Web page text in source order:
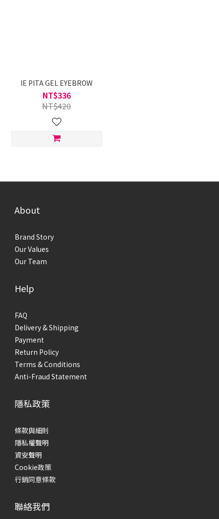
IE PITA GEL EYEBROW
NT$336
NT$420
About
Brand Story
Our Values
Our Team
Help
FAQ
Delivery & Shipping
Payment
Return Policy
Terms & Conditions
Anti-Fraud Statement
隱私政策
條款與細則
隱私權聲明
資安聲明
Cookie政策
行銷同意條款
聯絡我們